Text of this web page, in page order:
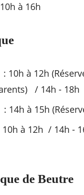
à 16h
10h à 12h
/ 14h - 18h
14h à 15h
à 12h / 14h -
de Beutre